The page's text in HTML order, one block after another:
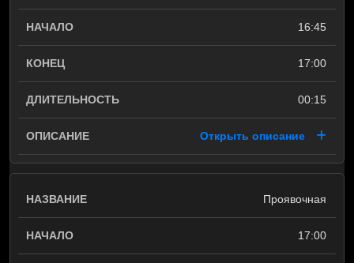
16:45
17:00
00:15
Открыть описание
Проявочная
17:00